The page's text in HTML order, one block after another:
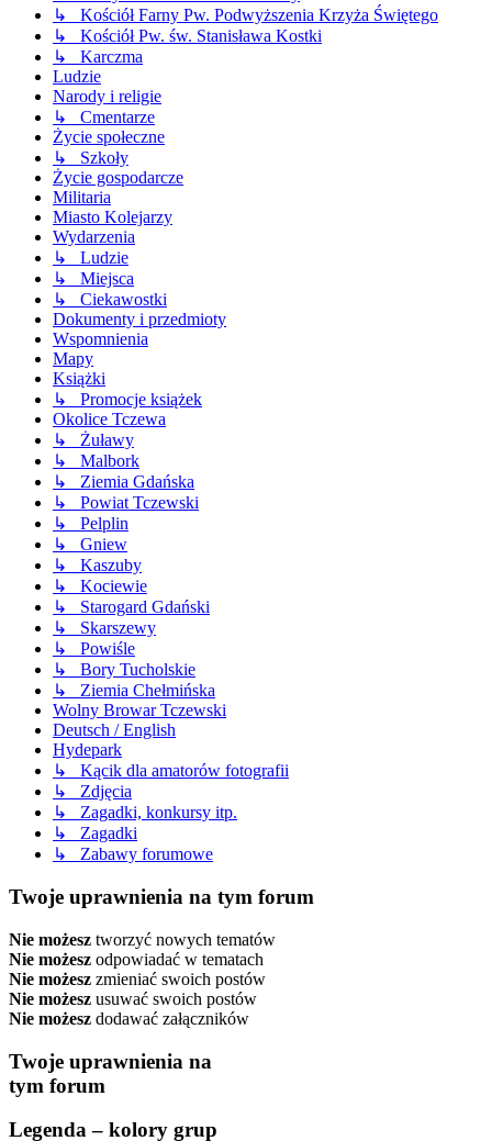
↳ Kościół Farny Pw. Podwyższenia Krzyża Świętego
↳ Kościół Pw. św. Stanisława Kostki
↳ Karczma
Ludzie
Narody i religie
↳ Cmentarze
Życie społeczne
↳ Szkoły
Życie gospodarcze
Militaria
Miasto Kolejarzy
Wydarzenia
↳ Ludzie
↳ Miejsca
↳ Ciekawostki
Dokumenty i przedmioty
Wspomnienia
Mapy
Książki
↳ Promocje książek
Okolice Tczewa
↳ Żuławy
↳ Malbork
↳ Ziemia Gdańska
↳ Powiat Tczewski
↳ Pelplin
↳ Gniew
↳ Kaszuby
↳ Kociewie
↳ Starogard Gdański
↳ Skarszewy
↳ Powiśle
↳ Bory Tucholskie
↳ Ziemia Chełmińska
Wolny Browar Tczewski
Deutsch / English
Hydepark
↳ Kącik dla amatorów fotografii
↳ Zdjęcia
↳ Zagadki, konkursy itp.
↳ Zagadki
↳ Zabawy forumowe
Twoje uprawnienia na tym forum
Nie możesz tworzyć nowych tematów
Nie możesz odpowiadać w tematach
Nie możesz zmieniać swoich postów
Nie możesz usuwać swoich postów
Nie możesz dodawać załączników
Twoje uprawnienia na
tym forum
Legenda – kolory grup